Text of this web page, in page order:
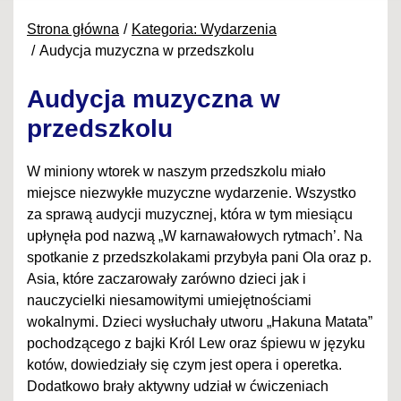
Strona główna
Kategoria: Wydarzenia
Audycja muzyczna w przedszkolu
Audycja muzyczna w
przedszkolu
W miniony wtorek w naszym przedszkolu miało
miejsce niezwykłe muzyczne wydarzenie. Wszystko
za sprawą audycji muzycznej, która w tym miesiącu
upłynęła pod nazwą „W karnawałowych rytmach’. Na
spotkanie z przedszkolakami przybyła pani Ola oraz p.
Asia, które zaczarowały zarówno dzieci jak i
nauczycielki niesamowitymi umiejętnościami
wokalnymi. Dzieci wysłuchały utworu „Hakuna Matata”
pochodzącego z bajki Król Lew oraz śpiewu w języku
kotów, dowiedziały się czym jest opera i operetka.
Dodatkowo brały aktywny udział w ćwiczeniach